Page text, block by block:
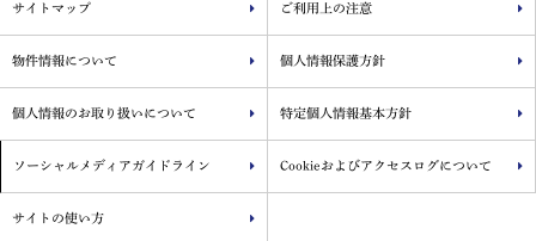
サイトマップ ご利用上の注意
物件情報について 個人情報保護方針
個人情報のお取り扱いについて 特定個人情報基本方針
ソーシャルメディアガイドライン Cookieおよびアクセスログについて
サイトの使い方